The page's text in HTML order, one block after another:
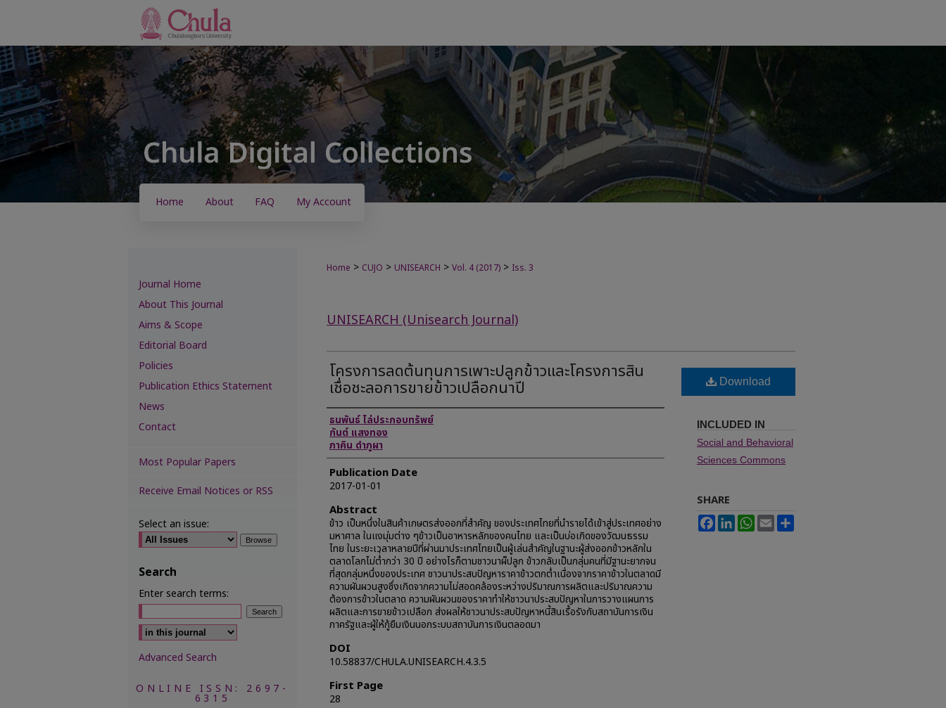
Home About FAQ My Account
Home > CUJO > UNISEARCH > Vol. 4 (2017) > Iss. 3
UNISEARCH (Unisearch Journal)
โครงการลดต้นทุนการเพาะปลูกข้าวและโครงการสิน
เชื่อชะลอการขายข้าวเปลือกนาปี
Authors
ธนพันธ์ ไล่ประกอบทรัพย์
กันต์ แสงทอง
ภาคิน ดำภูผา
Publication Date
2017-01-01
Abstract
ข้าว เป็นหนึ่งในสินค้าเกษตรส่งออกที่สำคัญ ของประเทศไทยที่นำรายได้เข้าสู่ประเทศอย่าง
มหาศาล ในแงมุ่มต่าง ๆข้าวเป็นอาหารหลักของคนไทย และเป็นบ่อเกิดของวัฒนธรรม
ไทย ในระยะเวลาหลายปีที่ผ่านมาประเทศไทยเป็นผู้เล่นสำคัญในฐานะผู้ส่งออกข้าวหลักใน
ตลาดโลกไม่ต่่ำกว่า 30 ปี อย่างไรก็ตามชาวนาผ็ปลูก ข้าวกลับเป็นกลุ่มคนที่มีฐานะยากจน
ที่สุดกลุ่มหนึ่งของประเทศ ชาวนาประสบปัญหาราคาข้าวตกต่ำเนื่องจากราคาข้าวในตลาดมี
ความผันผวนสูงซึ่งเกิดจากความไม่สอดคล้องระหว่างปริมาณการผลิตและปริมาณความ
ต้องการข้าวในตลาด ความผันผวนของราคาทำให้ชาวนาประสบปัญหาในการวางแผนการ
ผลิตและการขายข้าวเปลือก ส่งผลให้ชาวนาประสบปัญหาหนี้สินเรื้อรังกับสถาบันการเงิน
ภาครัฐและผู้ให้กู้ยืมเงินนอกระบบสถาบันการเงินตลอดมา
DOI
10.58837/CHULA.UNISEARCH.4.3.5
First Page
28
Download
INCLUDED IN
Social and Behavioral
Sciences Commons
SHARE
FacebookLinkedInWhatsApp
Email
Journal Home
About This Journal
Aims & Scope
Editorial Board
Policies
Publication Ethics Statement
News
Contact
Most Popular Papers
Receive Email Notices or RSS
Select an issue:
Search
Enter search terms:
Select context to search:
Advanced Search
ONLINE ISSN: 2697-
6315